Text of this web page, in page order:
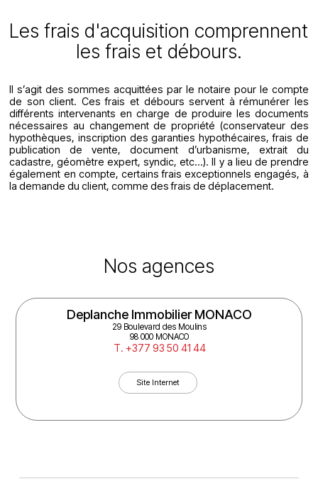
Les frais d'acquisition comprennent
les frais et débours.
Il s’agit des sommes acquittées par le notaire pour le compte
de son client. Ces frais et débours servent à rémunérer les
différents intervenants en charge de produire les documents
nécessaires au changement de propriété (conservateur des
hypothèques, inscription des garanties hypothécaires, frais de
publication de vente, document d’urbanisme, extrait du
cadastre, géomètre expert, syndic, etc…). Il y a lieu de prendre
également en compte, certains frais exceptionnels engagés, à
la demande du client, comme des frais de déplacement.
Nos agences
Deplanche Immobilier MONACO
29 Boulevard des Moulins
98 000 MONACO
T. +377 93 50 41 44
Site Internet